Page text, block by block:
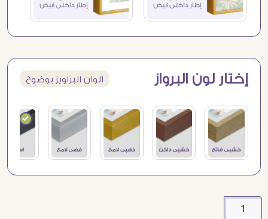
إختار لون البرواز الوان البراويز بوضوح